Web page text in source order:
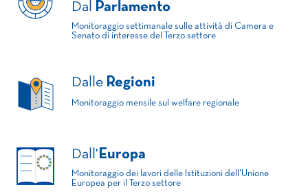
Dal Parlamento
Monitoraggio settimanale sulle attività di Camera e
Senato di interesse del Terzo settore
Dalle Regioni
Monitoraggio mensile sul welfare regionale
Dall' Europa
Monitoraggio dei lavori delle Istituzioni dell'Unione
Europea per il Terzo settore